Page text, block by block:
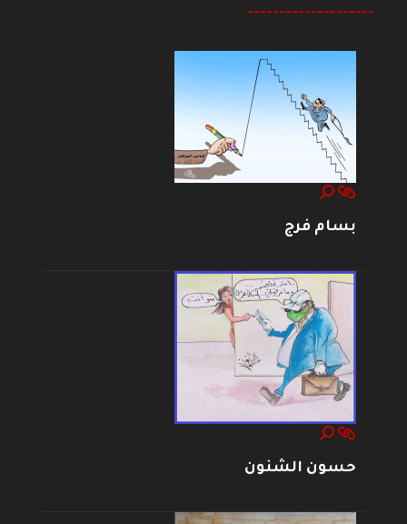
--------------------
بسام فرج
حسون الشنون